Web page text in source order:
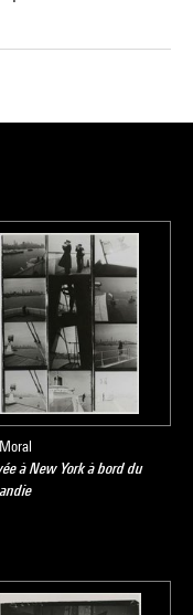
à New York à bord du